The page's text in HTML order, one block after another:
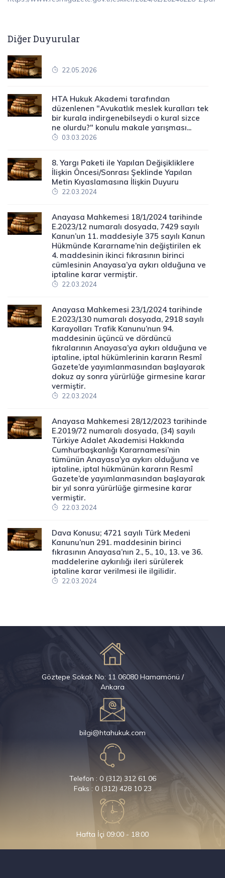
Diğer Duyurular
22.05.2026
HTA Hukuk Akademi tarafından
düzenlenen "Avukatlık meslek kuralları tek
bir kurala indirgenebilseydi o kural sizce
ne olurdu?" konulu makale yarışması...
03.03.2026
8. Yargı Paketi ile Yapılan Değişikliklere
İlişkin Öncesi/Sonrası Şeklinde Yapılan
Metin Kıyaslamasına İlişkin Duyuru
22.03.2024
Anayasa Mahkemesi 18/1/2024 tarihinde
E.2023/12 numaralı dosyada, 7429 sayılı
Kanun’un 11. maddesiyle 375 sayılı Kanun
Hükmünde Kararname’nin değiştirilen ek
4. maddesinin ikinci fıkrasının birinci
cümlesinin Anayasa’ya aykırı olduğuna ve
iptaline karar vermiştir.
22.03.2024
Anayasa Mahkemesi 23/1/2024 tarihinde
E.2023/130 numaralı dosyada, 2918 sayılı
Karayolları Trafik Kanunu’nun 94.
maddesinin üçüncü ve dördüncü
fıkralarının Anayasa’ya aykırı olduğuna ve
iptaline, iptal hükümlerinin kararın Resmî
Gazete’de yayımlanmasından başlayarak
dokuz ay sonra yürürlüğe girmesine karar
vermiştir.
22.03.2024
Anayasa Mahkemesi 28/12/2023 tarihinde
E.2019/72 numaralı dosyada, (34) sayılı
Türkiye Adalet Akademisi Hakkında
Cumhurbaşkanlığı Kararnamesi’nin
tümünün Anayasa’ya aykırı olduğuna ve
iptaline, iptal hükmünün kararın Resmî
Gazete’de yayımlanmasından başlayarak
bir yıl sonra yürürlüğe girmesine karar
vermiştir.
22.03.2024
Dava Konusu; 4721 sayılı Türk Medeni
Kanunu’nun 291. maddesinin birinci
fıkrasının Anayasa’nın 2., 5., 10., 13. ve 36.
maddelerine aykırılığı ileri sürülerek
iptaline karar verilmesi ile ilgilidir.
22.03.2024
Göztepe Sokak No: 11 06080 Hamamönü /
Ankara
bilgi@htahukuk.com
Telefon : 0 (312) 312 61 06
Faks : 0 (312) 428 10 23
Hafta İçi 09:00 - 18:00